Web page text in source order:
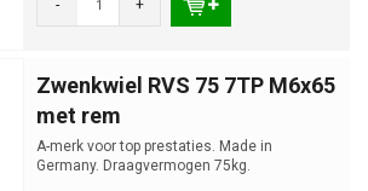
- +
Zwenkwiel RVS 75 7TP M6x65
met rem
A-merk voor top prestaties. Made in
Germany. Draagvermogen 75kg.